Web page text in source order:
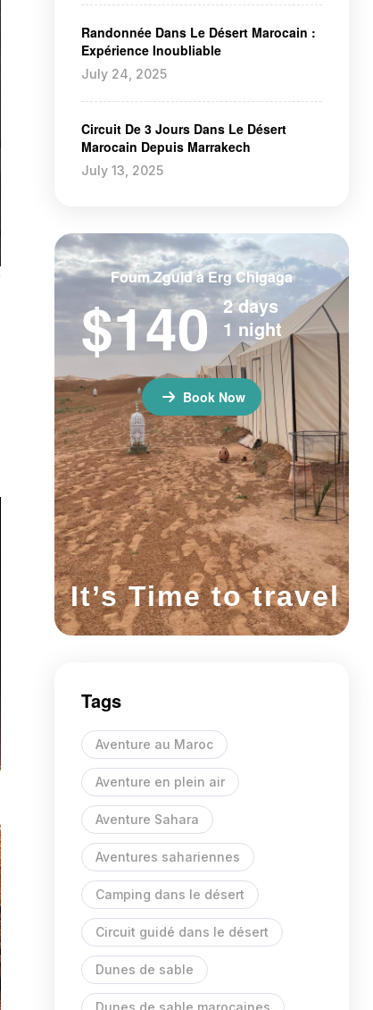
July 24, 2025
Randonnée Dans Le Désert Marocain :
Expérience Inoubliable
July 13, 2025
Circuit De 3 Jours Dans Le Désert
Marocain Depuis Marrakech
Foum Zguid à Erg Chigaga
$140 2 days
1 night
Book Now
It’s Time to travel
Tags
Aventure au Maroc
Aventure en plein air
Aventure Sahara
Aventures sahariennes
Camping dans le désert
Circuit guidé dans le désert
Dunes de sable
Dunes de sable marocaines